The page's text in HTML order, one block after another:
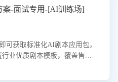
案-面试专用-[AI训练场]
可获取标准化AI剧本应用包，
业优质剧本模板，覆盖售前
动智能客服训练